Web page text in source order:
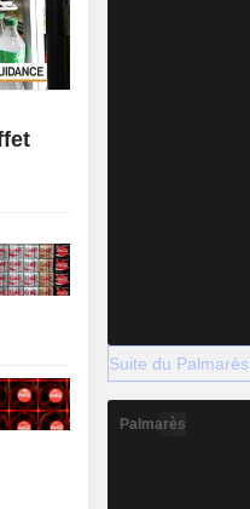
Suite du Palmarès
Palmarès